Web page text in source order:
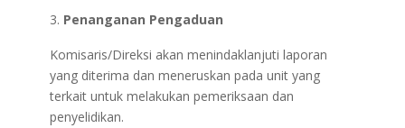
Penanganan Pengaduan
Komisaris/Direksi akan menindaklanjuti laporan
yang diterima dan meneruskan pada unit yang
terkait untuk melakukan pemeriksaan dan
penyelidikan.